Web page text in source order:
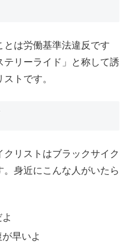
は労働基準法違反です
リーライド」と称して誘
トです。
リストはブラックサイク
。身近にこんな人がいたら
早いよ